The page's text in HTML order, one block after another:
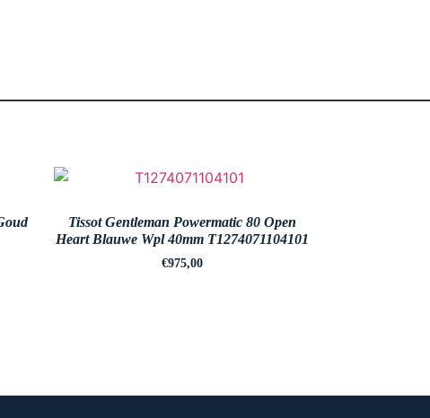
Tissot Gentleman Powermatic 80 Open
Heart Blauwe Wpl 40mm T1274071104101
€975,00